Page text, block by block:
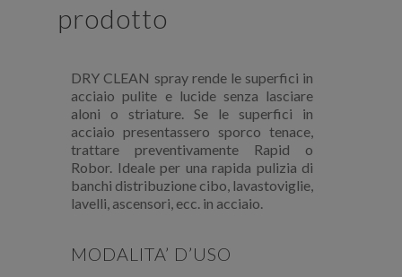
prodotto
DRY CLEAN spray rende le superfici in
acciaio pulite e lucide senza lasciare
aloni o striature. Se le superfici in
acciaio presentassero sporco tenace,
trattare preventivamente Rapid o
Robor. Ideale per una rapida pulizia di
banchi distribuzione cibo, lavastoviglie,
lavelli, ascensori, ecc. in acciaio.
MODALITA’ D’USO